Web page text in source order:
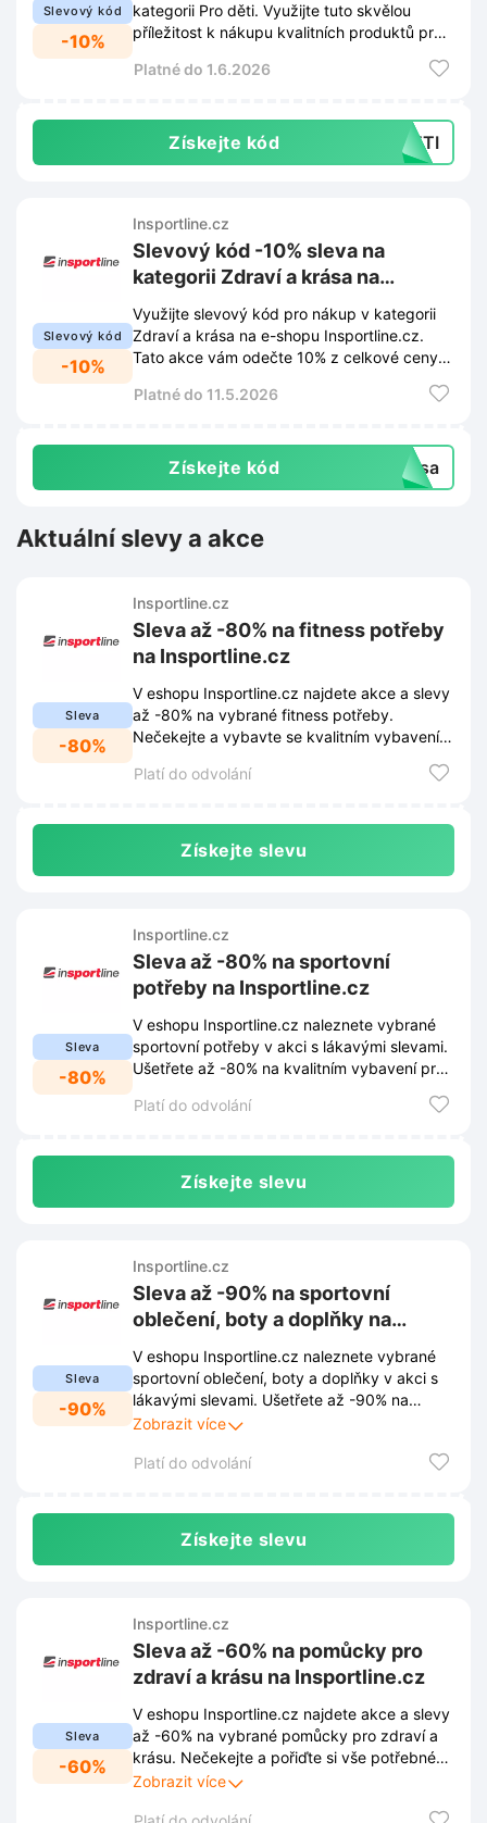
Slevový kód
-10%
kategorii Pro děti. Využijte tuto skvělou
příležitost k nákupu kvalitních produktů pro
Platné do 1.6.2026
Získejte kód DETI
Slevový kód
-10%
Insportline.cz
Slevový kód -10% sleva na
kategorii Zdraví a krása na
Insportline.cz
Využijte slevový kód pro nákup v kategorii
Zdraví a krása na e-shopu Insportline.cz.
Tato akce vám odečte 10% z celkové ceny
Platné do 11.5.2026
Získejte kód ása
Aktuální slevy a akce
Sleva
-80%
Insportline.cz
Sleva až -80% na fitness potřeby
na Insportline.cz
V eshopu Insportline.cz najdete akce a slevy
až -80% na vybrané fitness potřeby.
Nečekejte a vybavte se kvalitním vybavením
Platí do odvolání
Získejte slevu
Sleva
-80%
Insportline.cz
Sleva až -80% na sportovní
potřeby na Insportline.cz
V eshopu Insportline.cz naleznete vybrané
sportovní potřeby v akci s lákavými slevami.
Ušetřete až -80% na kvalitním vybavení pro
Platí do odvolání
Získejte slevu
Sleva
-90%
Insportline.cz
Sleva až -90% na sportovní
oblečení, boty a doplňky na
Insportline.cz
V eshopu Insportline.cz naleznete vybrané
sportovní oblečení, boty a doplňky v akci s
lákavými slevami. Ušetřete až -90% na
kvalitní vybavení pro váš aktivní životní styl.
Zobrazit více
Platí do odvolání
Získejte slevu
Sleva
-60%
Insportline.cz
Sleva až -60% na pomůcky pro
zdraví a krásu na Insportline.cz
V eshopu Insportline.cz najdete akce a slevy
až -60% na vybrané pomůcky pro zdraví a
krásu. Nečekejte a pořiďte si vše potřebné
pro vaše zdraví a krásu za skvělé ceny.
Zobrazit více